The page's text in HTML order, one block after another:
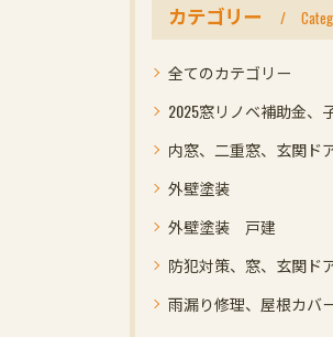
カテゴリー
全てのカテゴリー
2025窓リノベ補助金、子育てグリーン住宅支援事業
内窓、二重窓、玄関ドアカバー工法リフォームで断熱効果、防犯性能アッ
外壁塗装
外壁塗装 戸建
防犯対策、窓、玄関ドア、リフォ
雨漏り修理、屋根カバー工法、防水、コ